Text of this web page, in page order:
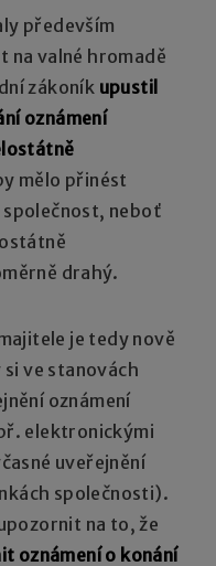
především
na valné hromadě
zákoník upustil
oznámení
mělo přinést
společnost, neboť
drahý.
je tedy nově
ve stanovách
oznámení
elektronickými
uveřejnění
společnosti).
na to, že
oznámení o konání